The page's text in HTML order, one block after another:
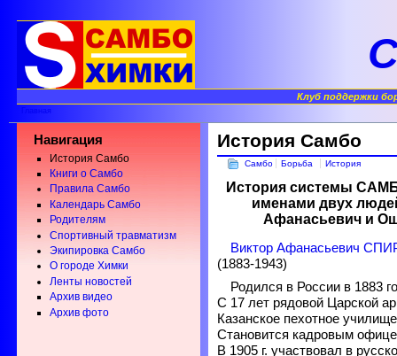
Клуб поддержки
Главная
Навигация
История Самбо
Книги о Самбо
Правила Самбо
Календарь Самбо
Родителям
Спортивный травматизм
Экипировка Самбо
О городе Химки
Ленты новостей
Архив видео
Архив фото
История Самбо
Самбо Борьба История
История системы
именами двух
Афанасьевич и
Виктор Афанасьевич
(1883-1943)
Родился в России в 1883
С 17 лет рядовой Царской
Казанское пехотное
Становится кадровым
В 1905 г. участвовал в